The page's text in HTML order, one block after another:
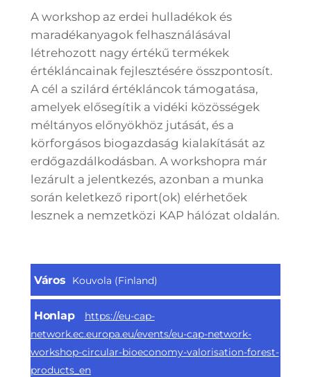
A workshop az erdei hulladékok és
maradékanyagok felhasználásával
létrehozott nagy értékű termékek
értékláncainak fejlesztésére összpontosít.
A cél a szilárd értékláncok támogatása,
amelyek elősegítik a vidéki közösségek
méltányos előnyökhöz jutását, és a
körforgásos biogazdaság kialakítását az
erdőgazdálkodásban. A workshopra már
lezárult a jelentkezés, azonban a munka
során keletkező riport(ok) elérhetőek
lesznek a nemzetközi KAP hálózat oldalán.
Város Kouvola (Finland)
Honlap
https://eu-cap-
network.ec.europa.eu/events/eu-cap-network-
workshop-circular-bioeconomy-valorisation-forest-
products_en